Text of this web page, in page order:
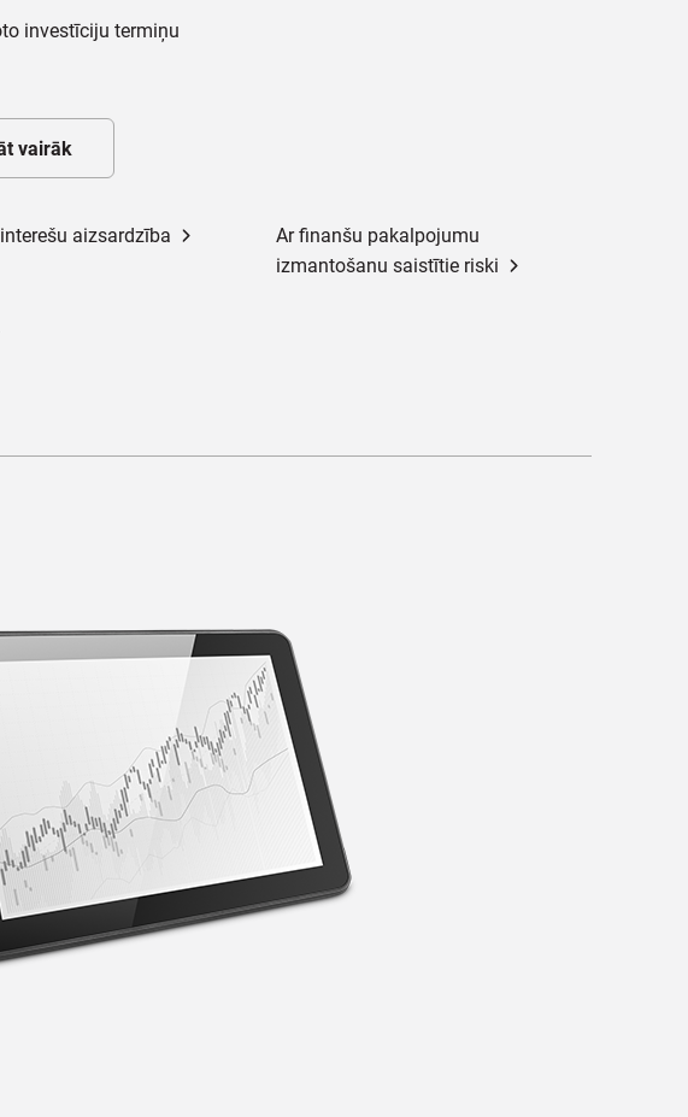
investīciju termiņu
vairāk
aizsardzība
Ar finanšu pakalpojumu
izmantošanu saistītie riski